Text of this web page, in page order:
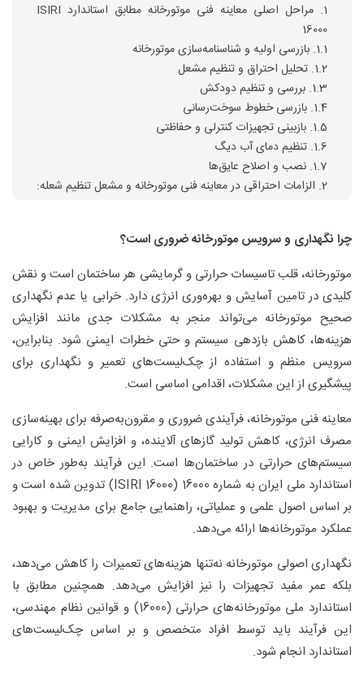
1. مراحل اصلی معاینه فنی موتورخانه مطابق استاندارد ISIRI
16000
1.1. بازرسی اولیه و شناسنامه‌سازی موتورخانه
1.2. تحلیل احتراق و تنظیم مشعل
1.3. بررسی و تنظیم دودکش
1.4. بازرسی خطوط سوخت‌رسانی
1.5. بازبینی تجهیزات کنترلی و حفاظتی
1.6. تنظیم دمای آب دیگ
1.7. نصب و اصلاح عایق‌ها
2. الزامات احتراقی در معاینه فنی موتورخانه و مشعل تنظیم شعله:
3. فواید معاینه فنی مطابق استاندارد ISIRI 16000
4.1. مزایای استفاده از چک‌ لیست:
4.2. نمونه چک‌ لیست‌ها:
5. بررسی استانداردهای عملکرد موتورخانه
5.1. دیگ‌ چدنی و دیگ فولادی
5.2. دودکش‌ها
5.3. سیستم سوخت‌رسانی و مشعل
6.1. چک‌ لیست روزانه:
6.2. چک‌ لیست ماهانه:
6.3. چک ‌لیست سالانه:
7. شناسایی و رفع مشکلات رایج موتورخانه
7.1. مشکلات رایج دیگ‌ها:
7.1.1. نشت آب از دیگ:
7.1.2. صدای غیرطبیعی از دیگ:
7.2. مشکلات رایج مشعل:
7.2.1. مشعل روشن نمی‌شود:
7.2.2. خاموش‌شدن متوالی:
7.2.3. جرقه نزدن:
8. بهینه‌سازی مصرف انرژی و کاهش هزینه‌ها
8.1. نکات فنی کلیدی برای افزایش عمر تجهیزات
چرا نگهداری و سرویس موتورخانه ضروری است؟
موتورخانه، قلب تاسیسات حرارتی و گرمایشی هر ساختمان است و نقش
کلیدی در تامین آسایش و بهره‌وری انرژی دارد. خرابی یا عدم نگهداری
صحیح موتورخانه می‌تواند منجر به مشکلات جدی مانند افزایش
هزینه‌ها، کاهش بازدهی سیستم و حتی خطرات ایمنی شود. بنابراین،
سرویس منظم و استفاده از چک‌لیست‌های تعمیر و نگهداری برای
پیشگیری از این مشکلات، اقدامی اساسی است.
معاینه فنی موتورخانه، فرآیندی ضروری و مقرون‌به‌صرفه برای بهینه‌سازی
مصرف انرژی، کاهش تولید گازهای آلاینده، و افزایش ایمنی و کارایی
سیستم‌های حرارتی در ساختمان‌ها است. این فرآیند به‌طور خاص در
استاندارد ملی ایران به شماره 16000 (ISIRI 16000) تدوین شده است و
بر اساس اصول علمی و عملیاتی، راهنمایی جامع برای مدیریت و بهبود
عملکرد موتورخانه‌ها ارائه می‌دهد.
نگهداری اصولی موتورخانه نه‌تنها هزینه‌های تعمیرات را کاهش می‌دهد،
بلکه عمر مفید تجهیزات را نیز افزایش می‌دهد. همچنین مطابق با
استاندارد ملی موتورخانه‌های حرارتی (16000) و قوانین نظام مهندسی،
این فرآیند باید توسط افراد متخصص و بر اساس چک‌لیست‌های
استاندارد انجام شود.